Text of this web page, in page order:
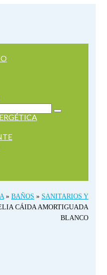
» BAÑOS » SANITARIOS Y
CÁIDA AMORTIGUADA
BLANCO